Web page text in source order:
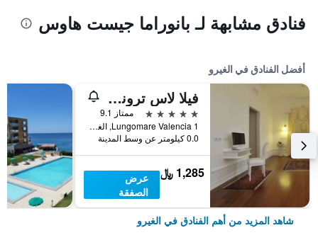
فنادق مشابهة لـ بانوراما جيست هاوس
أفضل الفنادق في الغيرو
فيلا لاس تروناس هوتل آند سبا
5 نجوم
ممتاز 9.1
Lungomare Valencia 1, الغيرو, سردينيا, إيطاليا
0.0 كيلومتر عن وسط المدينة
1,285 ﷼
عرض
الصفقة
شاهد المزيد من أهم الفنادق في الغيرو